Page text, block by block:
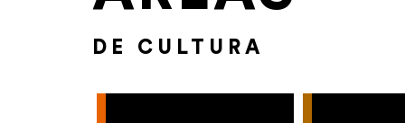
DE CULTURA